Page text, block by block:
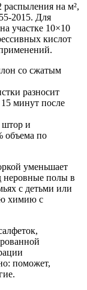
распыления на м²,
2015. Для
участке 10×10
кислот
со сжатым
разносит
минут после
штор и
объема по
уменьшает
неровные полы в
с детьми или
химию с
поможет,